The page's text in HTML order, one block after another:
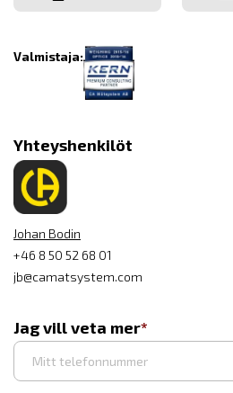
Valmistaja:
Yhteyshenkilöt
Johan Bodin
+46 8 50 52 68 01
jb@camatsystem.com
Jag vill veta mer